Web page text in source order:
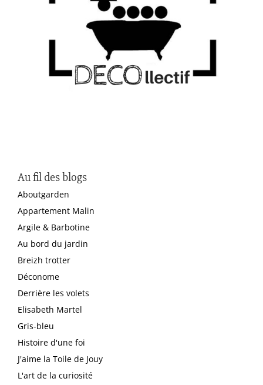
Au fil des blogs
Aboutgarden
Appartement Malin
Argile & Barbotine
Au bord du jardin
Breizh trotter
Déconome
Derrière les volets
Elisabeth Martel
Gris-bleu
Histoire d'une foi
J'aime la Toile de Jouy
L'art de la curiosité